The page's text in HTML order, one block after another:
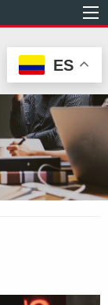
ES